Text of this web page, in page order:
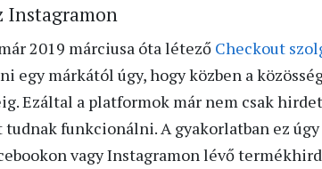
Instagramon
2019 márciusa óta létező Checkout
egy márkától úgy, hogy közben a
Ezáltal a platformok már nem csak
funkcionálni. A gyakorlatban ez úgy
vagy Instagramon lévő